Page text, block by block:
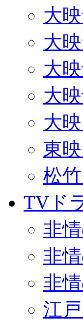
大
大
大
大
大
東
松
TVド
非
非
非
江